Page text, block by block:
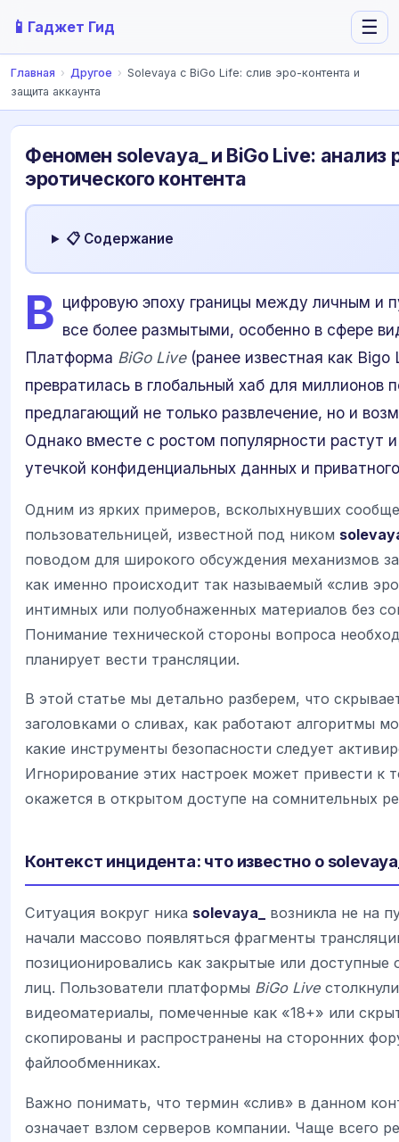
📱 Гаджет Гид ☰
Главная › Другое › Solevaya с BiGo Life: слив эро-контента и
защита аккаунта
Феномен solevaya_ и BiGo Live: анализ
эротического контента
📋 Содержание
В цифровую эпоху границы между личным и
все более размытыми, особенно в сфере
Платформа BiGo Live(ранее известная как Bigo
превратилась в глобальный хаб для миллионов
предлагающий не только развлечение, но и
Однако вместе с ростом популярности растут
утечкой конфиденциальных данных и
Одним из ярких примеров, всколыхнувших
пользовательницей, известной под ником
поводом для широкого обсуждения механизмов
как именно происходит так называемый «слив
интимных или полуобнаженных материалов без
Понимание технической стороны вопроса
планирует вести трансляции.
В этой статье мы детально разберем, что
заголовками о сливах, как работают алгоритмы
какие инструменты безопасности следует
Игнорирование этих настроек может привести к
окажется в открытом доступе на сомнительных
Контекст инцидента: что известно о
Ситуация вокруг ника solevaya_
возникла не на
начали массово появляться фрагменты
позиционировались как закрытые или доступные
лиц. Пользователи платформы BiGo Live
видеоматериалы, помеченные как «18+» или
скопированы и распространены на сторонних
файлообменниках.
Важно понимать, что термин «слив» в данном
означает взлом серверов компании. Чаще всего